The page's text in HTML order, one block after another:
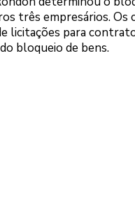
três empresários. Os
licitações para
bloqueio de bens.